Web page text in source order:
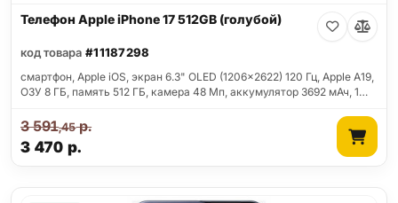
Телефон Apple iPhone 17 512GB (голубой)
код товара #11187298
смартфон, Apple iOS, экран 6.3" OLED (1206x2622) 120 Гц, Apple A19,
ОЗУ 8 ГБ, память 512 ГБ, камера 48 Мп, аккумулятор 3692 мАч, 1…
3 470 р.
3 591,45р.